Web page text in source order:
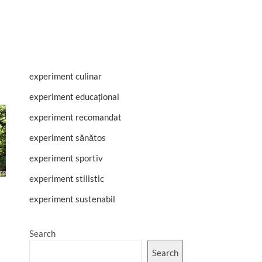
experiment culinar
experiment educațional
experiment recomandat
experiment sănătos
experiment sportiv
experiment stilistic
experiment sustenabil
Search
Search